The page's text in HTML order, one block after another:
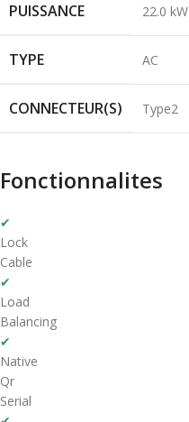
PUISSANCE 22.0 kW
TYPE AC
CONNECTEUR(S) Type2
Fonctionnalites
✔
Lock
Cable
✔
Load
Balancing
✔
Native
Qr
Serial